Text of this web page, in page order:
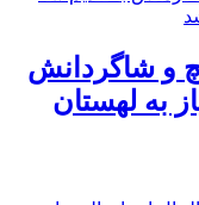
و شاگردانش
به لهستان